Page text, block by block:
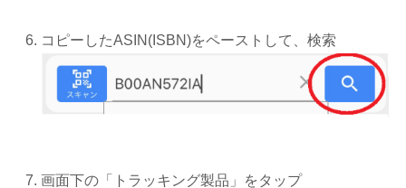
コピーしたASIN(ISBN)をペーストして、検索
画面下の「トラッキング製品」をタップ